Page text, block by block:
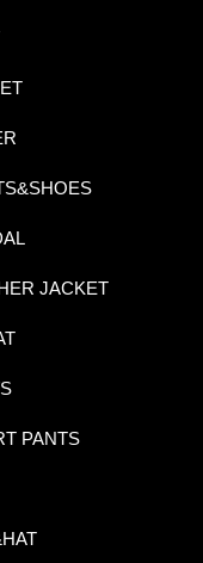
JACKET
PANTS